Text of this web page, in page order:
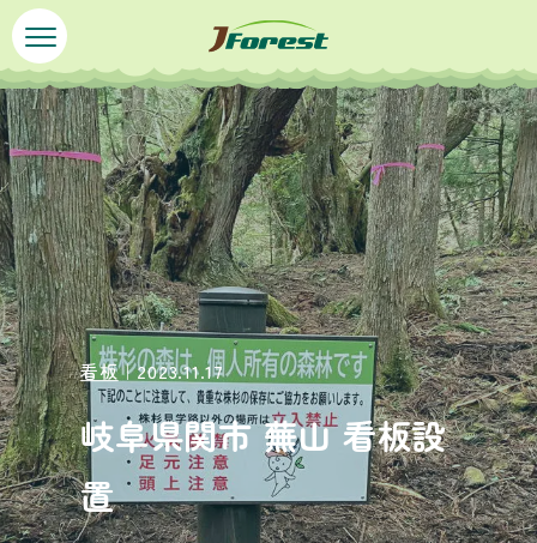
ペ
ー
ジ
の
先
頭
で
す
。
メ
ニ
ュ
ー
を
飛
ば
し
て
本
文
へ
本
文
看板｜2023.11.17
岐阜県関市 蕪山 看板設
置